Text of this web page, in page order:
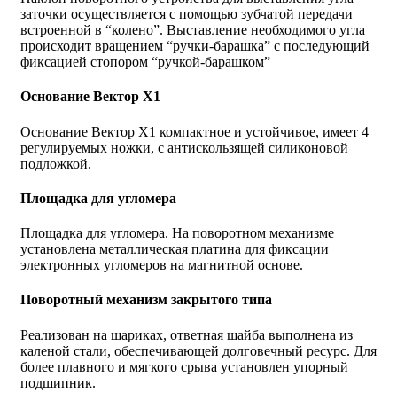
заточки осуществляется с помощью зубчатой передачи
встроенной в “колено”. Выставление необходимого угла
происходит вращением “ручки-барашка” с последующий
фиксацией стопором “ручкой-барашком”
Основание Вектор Х1
Основание Вектор Х1 компактное и устойчивое, имеет 4
регулируемых ножки, с антискользящей силиконовой
подложкой.
Площадка для угломера
Площадка для угломера. На поворотном механизме
установлена металлическая платина для фиксации
электронных угломеров на магнитной основе.
Поворотный механизм закрытого типа
Реализован на шариках, ответная шайба выполнена из
каленой стали, обеспечивающей долговечный ресурс. Для
более плавного и мягкого срыва установлен упорный
подшипник.